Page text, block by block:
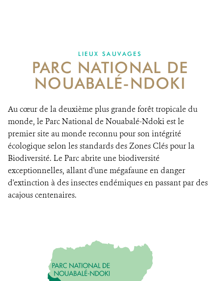
LIEUX SAUVAGES
PARC NATIONAL DE
NOUABALÉ-NDOKI
Au cœur de la deuxième plus grande forêt tropicale du
monde, le Parc National de Nouabalé-Ndoki est le
premier site au monde reconnu pour son intégrité
écologique selon les standards des Zones Clés pour la
Biodiversité. Le Parc abrite une biodiversité
exceptionnelles, allant d'une mégafaune en danger
d'extinction à des insectes endémiques en passant par des
acajous centenaires.